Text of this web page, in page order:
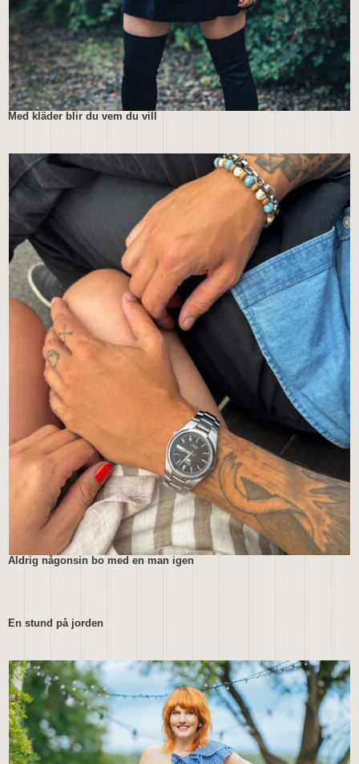
Med kläder blir du vem du vill
Aldrig någonsin bo med en man igen
En stund på jorden